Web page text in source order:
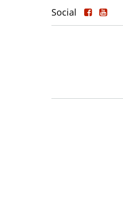
Social